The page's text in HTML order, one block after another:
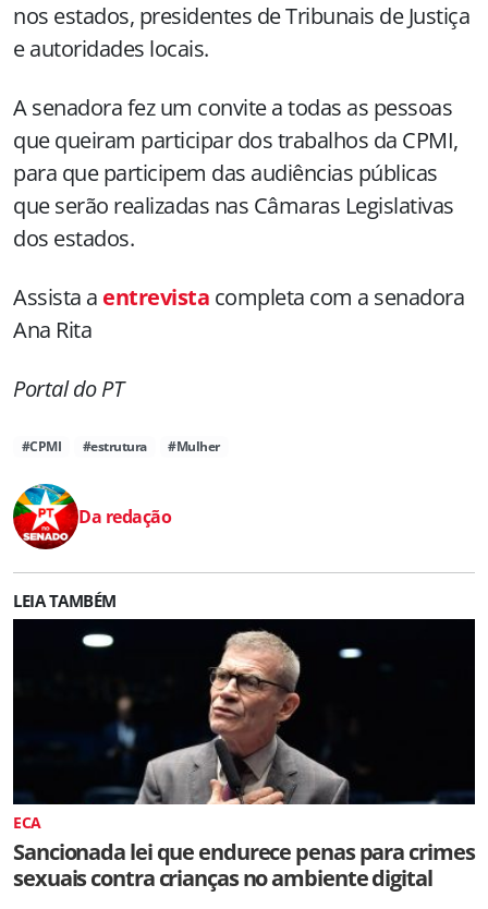
nos estados, presidentes de Tribunais de Justiça
e autoridades locais.
A senadora fez um convite a todas as pessoas
que queiram participar dos trabalhos da CPMI,
para que participem das audiências públicas
que serão realizadas nas Câmaras Legislativas
dos estados.
Assista a entrevista completa com a senadora
Ana Rita
Portal do PT
#CPMI #estrutura #Mulher
Da redação
LEIA TAMBÉM
ECA
Sancionada lei que endurece penas para crimes
sexuais contra crianças no ambiente digital